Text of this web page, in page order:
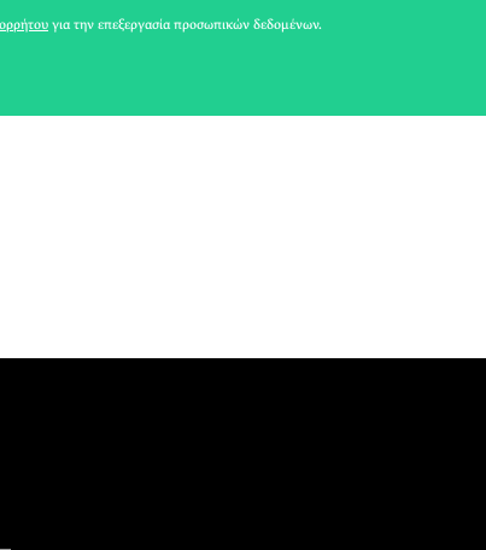
ΑΘΗΝΕΑ
για την επεξεργασία προσωπικών δεδομένων.